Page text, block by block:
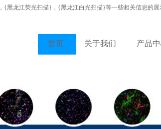
，{黑龙江荧光扫描}，{黑龙江白光扫描}等一些相关信息的展
首页 关于我们 产品